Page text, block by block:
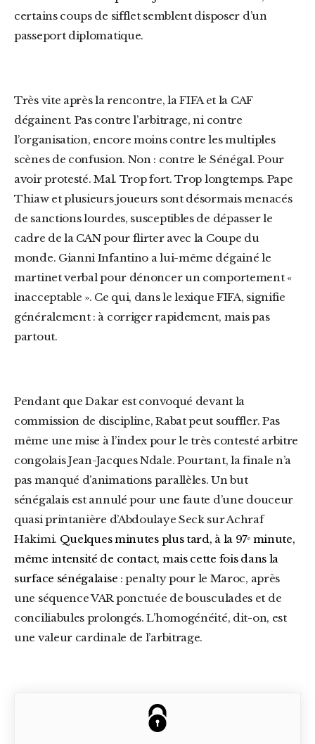
certains coups de sifflet semblent disposer d’un
passeport diplomatique.
Très vite après la rencontre, la FIFA et la CAF
dégainent. Pas contre l’arbitrage, ni contre
l’organisation, encore moins contre les multiples
scènes de confusion. Non : contre le Sénégal. Pour
avoir protesté. Mal. Trop fort. Trop longtemps. Pape
Thiaw et plusieurs joueurs sont désormais menacés
de sanctions lourdes, susceptibles de dépasser le
cadre de la CAN pour flirter avec la Coupe du
monde. Gianni Infantino a lui-même dégainé le
martinet verbal pour dénoncer un comportement «
inacceptable ». Ce qui, dans le lexique FIFA, signifie
généralement : à corriger rapidement, mais pas
partout.
Pendant que Dakar est convoqué devant la
commission de discipline, Rabat peut souffler. Pas
même une mise à l’index pour le très contesté arbitre
congolais Jean-Jacques Ndale. Pourtant, la finale n’a
pas manqué d’animations parallèles. Un but
sénégalais est annulé pour une faute d’une douceur
quasi printanière d’Abdoulaye Seck sur Achraf
Hakimi. Quelques minutes plus tard, à la 97ᵉ minute,
même intensité de contact, mais cette fois dans la
surface sénégalaise : penalty pour le Maroc, après
une séquence VAR ponctuée de bousculades et de
conciliabules prolongés. L’homogénéité, dit-on, est
une valeur cardinale de l’arbitrage.